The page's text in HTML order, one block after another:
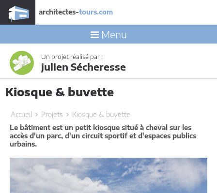
architectes-tours.com
Menu
Un projet réalisé par :
julien Sécheresse
Kiosque & buvette
Accueil Projets
Kiosque & buvette
Le bâtiment est un petit kiosque situé à cheval sur les
accès d'un parc, d'un circuit sportif et d'espaces publics
urbains.